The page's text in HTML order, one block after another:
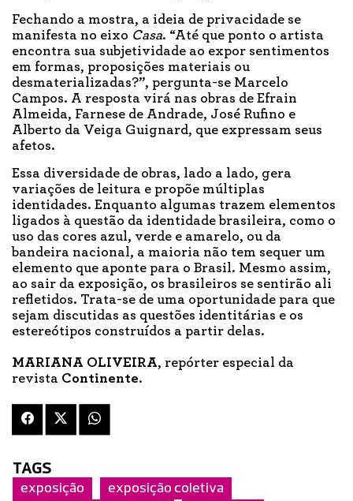
Fechando a mostra, a ideia de privacidade se
manifesta no eixo Casa. “Até que ponto o artista
encontra sua subjetividade ao expor sentimentos
em formas, proposições materiais ou
desmaterializadas?”, pergunta-se Marcelo
Campos. A resposta virá nas obras de Efrain
Almeida, Farnese de Andrade, José Rufino e
Alberto da Veiga Guignard, que expressam seus
afetos.
Essa diversidade de obras, lado a lado, gera
variações de leitura e propõe múltiplas
identidades. Enquanto algumas trazem elementos
ligados à questão da identidade brasileira, como o
uso das cores azul, verde e amarelo, ou da
bandeira nacional, a maioria não tem sequer um
elemento que aponte para o Brasil. Mesmo assim,
ao sair da exposição, os brasileiros se sentirão ali
refletidos. Trata-se de uma oportunidade para que
sejam discutidas as questões identitárias e os
estereótipos construídos a partir delas.
MARIANA OLIVEIRA, repórter especial da
revista Continente.
TAGS
exposição
exposição coletiva